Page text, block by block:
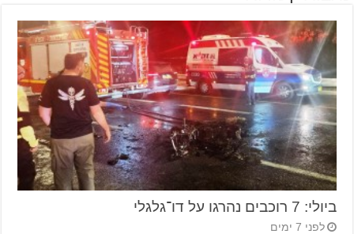
ביולי: 7 רוכבים נהרגו על דו־גלגלי
לפני 7 ימים